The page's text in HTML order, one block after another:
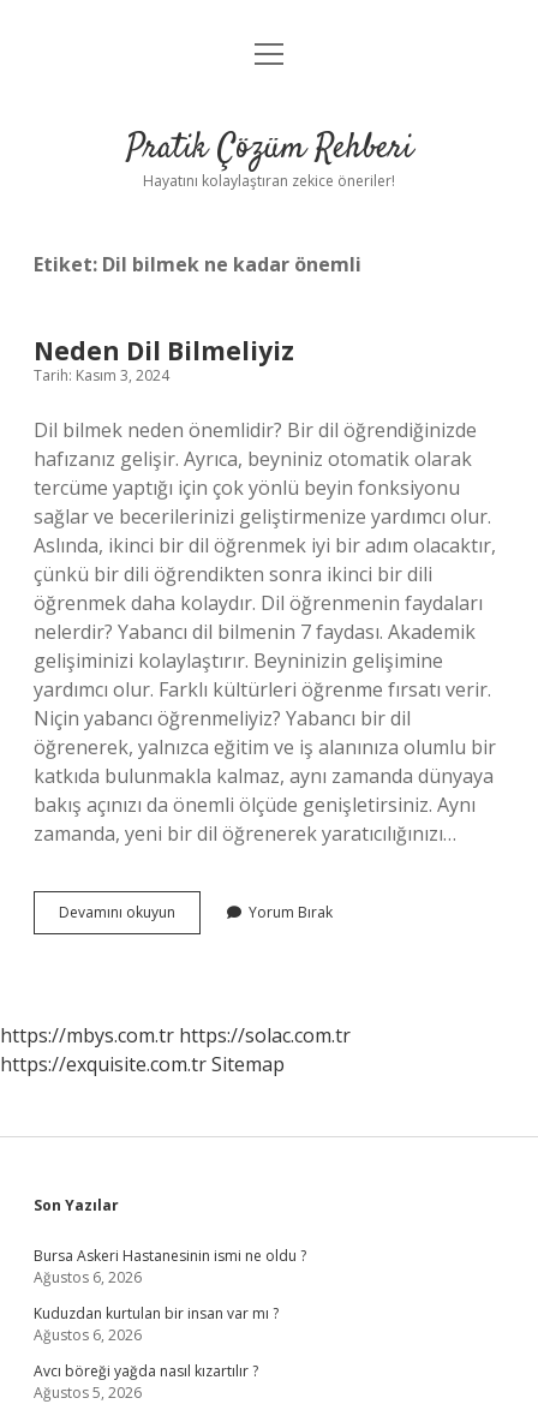
Anasayfa
Yasal Uyarı
menüyü
Pratik Çözüm Rehberi
Hayatını kolaylaştıran zekice öneriler!
Etiket: Dil bilmek ne kadar önemli
Neden Dil Bilmeliyiz
Tarih: Kasım 3, 2024
Dil bilmek neden önemlidir? Bir dil öğrendiğinizde
hafızanız gelişir. Ayrıca, beyniniz otomatik olarak
tercüme yaptığı için çok yönlü beyin fonksiyonu
sağlar ve becerilerinizi geliştirmenize yardımcı olur.
Aslında, ikinci bir dil öğrenmek iyi bir adım olacaktır,
çünkü bir dili öğrendikten sonra ikinci bir dili
öğrenmek daha kolaydır. Dil öğrenmenin faydaları
nelerdir? Yabancı dil bilmenin 7 faydası. Akademik
gelişiminizi kolaylaştırır. Beyninizin gelişimine
yardımcı olur. Farklı kültürleri öğrenme fırsatı verir.
Niçin yabancı öğrenmeliyiz? Yabancı bir dil
öğrenerek, yalnızca eğitim ve iş alanınıza olumlu bir
katkıda bulunmakla kalmaz, aynı zamanda dünyaya
bakış açınızı da önemli ölçüde genişletirsiniz. Aynı
zamanda, yeni bir dil öğrenerek yaratıcılığınızı…
Devamını okuyun
Dil
Yorum Bırak
https://mbys.com.tr https://solac.com.tr
https://exquisite.com.trSitemap
Sidebar
Son Yazılar
Bursa Askeri Hastanesinin ismi ne oldu ?
Ağustos 6, 2026
Kuduzdan kurtulan bir insan var mı ?
Ağustos 6, 2026
Avcı böreği yağda nasıl kızartılır ?
Ağustos 5, 2026